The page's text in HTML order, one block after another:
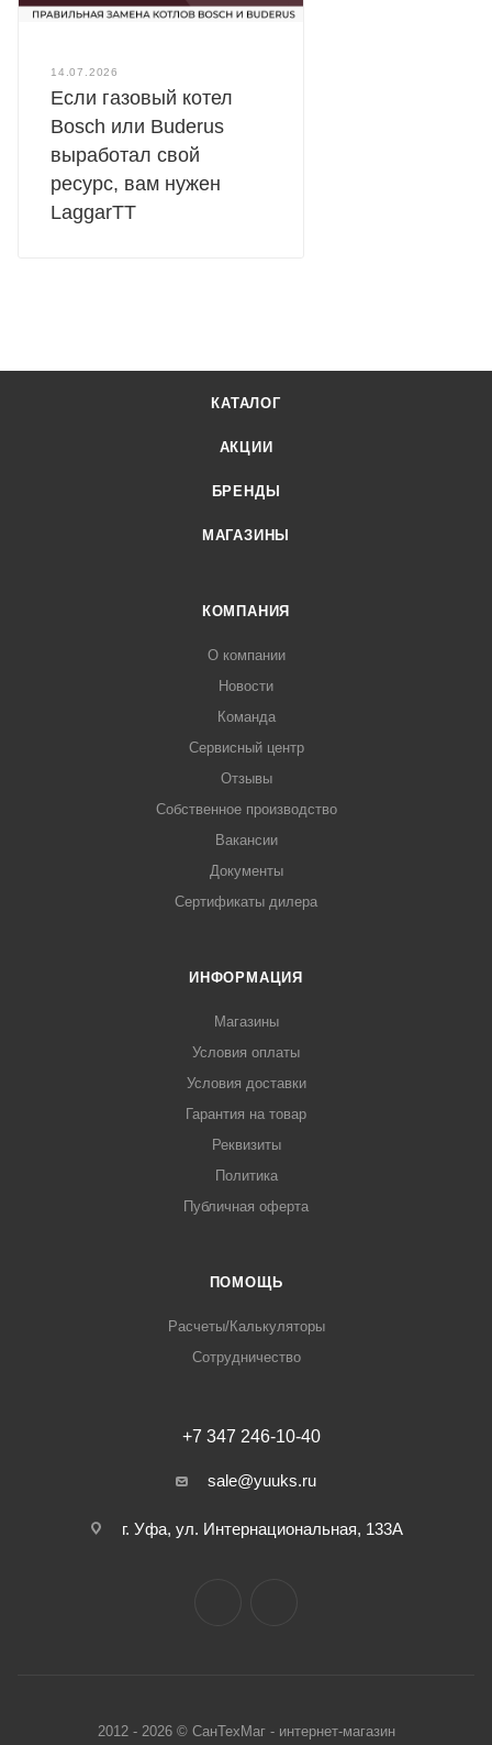
14.07.2026
Если газовый котел
Bosch или Buderus
выработал свой
ресурс, вам нужен
LaggarTT
КАТАЛОГ
АКЦИИ
БРЕНДЫ
МАГАЗИНЫ
КОМПАНИЯ
О компании
Новости
Команда
Сервисный центр
Отзывы
Собственное производство
Вакансии
Документы
Сертификаты дилера
ИНФОРМАЦИЯ
Магазины
Условия оплаты
Условия доставки
Гарантия на товар
Реквизиты
Политика
Публичная оферта
ПОМОЩЬ
Расчеты/Калькуляторы
Сотрудничество
+7 347 246-10-40
sale@yuuks.ru
г. Уфа, ул. Интернациональная, 133А
2012 - 2026 © СанТехМаг - интернет-магазин